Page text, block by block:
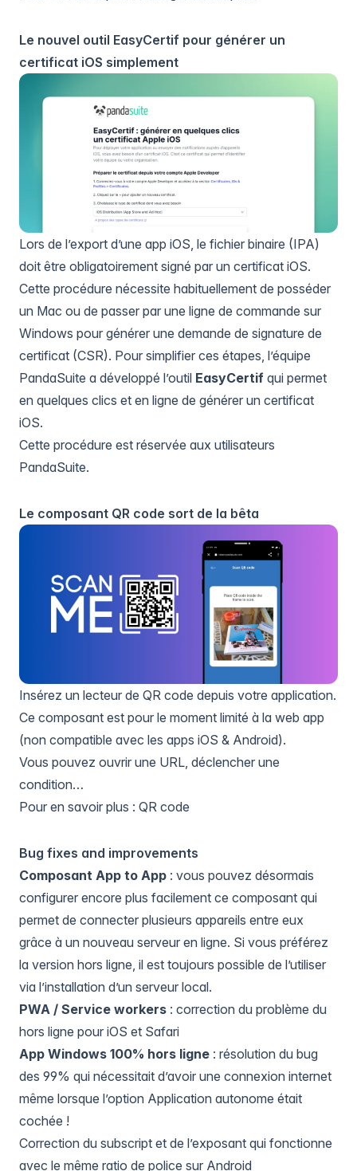
Le nouvel outil EasyCertif pour générer un
certificat iOS simplement
Lors de l’export d’une app iOS, le fichier binaire (IPA)
doit être obligatoirement signé par un certificat iOS.
Cette procédure nécessite habituellement de posséder
un Mac ou de passer par une ligne de commande sur
Windows pour générer une demande de signature de
certificat (CSR). Pour simplifier ces étapes, l’équipe
PandaSuite a développé l’outil EasyCertif qui permet
en quelques clics et en ligne de générer un certificat
iOS.
Cette procédure est réservée aux utilisateurs
PandaSuite.
Le composant QR code sort de la bêta
Insérez un lecteur de QR code depuis votre application.
Ce composant est pour le moment limité à la web app
(non compatible avec les apps iOS & Android).
Vous pouvez ouvrir une URL, déclencher une
condition…
Pour en savoir plus : QR code
Bug fixes and improvements
Composant App to App : vous pouvez désormais
configurer encore plus facilement ce composant qui
permet de connecter plusieurs appareils entre eux
grâce à un nouveau serveur en ligne. Si vous préférez
la version hors ligne, il est toujours possible de l’utiliser
via l’installation d’un serveur local.
PWA / Service workers : correction du problème du
hors ligne pour iOS et Safari
App Windows 100% hors ligne : résolution du bug
des 99% qui nécessitait d’avoir une connexion internet
même lorsque l’option Application autonome était
cochée !
Correction du subscript et de l’exposant qui fonctionne
avec le même ratio de police sur Android